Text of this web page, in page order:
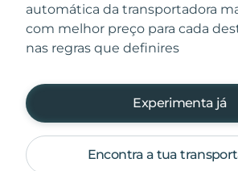
automática da transportadora
com melhor preço para cada
nas regras que definires
Experimenta já
Encontra a tua